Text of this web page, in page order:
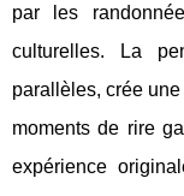
par les
culturelles. La
parallèles, crée
moments de rire
expérience